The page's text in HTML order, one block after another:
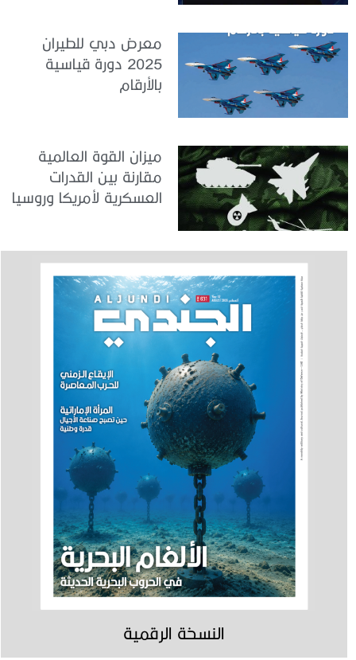
معرض دبي للطيران
2025 دورة قياسية
بالأرقام
ميزان القوة العالمية
مقارنة بين القدرات
العسكرية لأمريكا وروسيا
النسخة الرقمية